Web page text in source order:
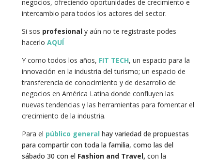
negocios, ofreciendo oportunidades de crecimiento e
intercambio para todos los actores del sector.
Si sos profesional y aún no te registraste podes
hacerlo AQUÍ
Y como todos los años, FIT TECH, un espacio para la
innovación en la industria del turismo; un espacio de
transferencia de conocimiento y de desarrollo de
negocios en América Latina donde confluyen las
nuevas tendencias y las herramientas para fomentar el
crecimiento de la industria.
Para el público general hay variedad de propuestas
para compartir con toda la familia, como las del
sábado 30 con el Fashion and Travel, con la